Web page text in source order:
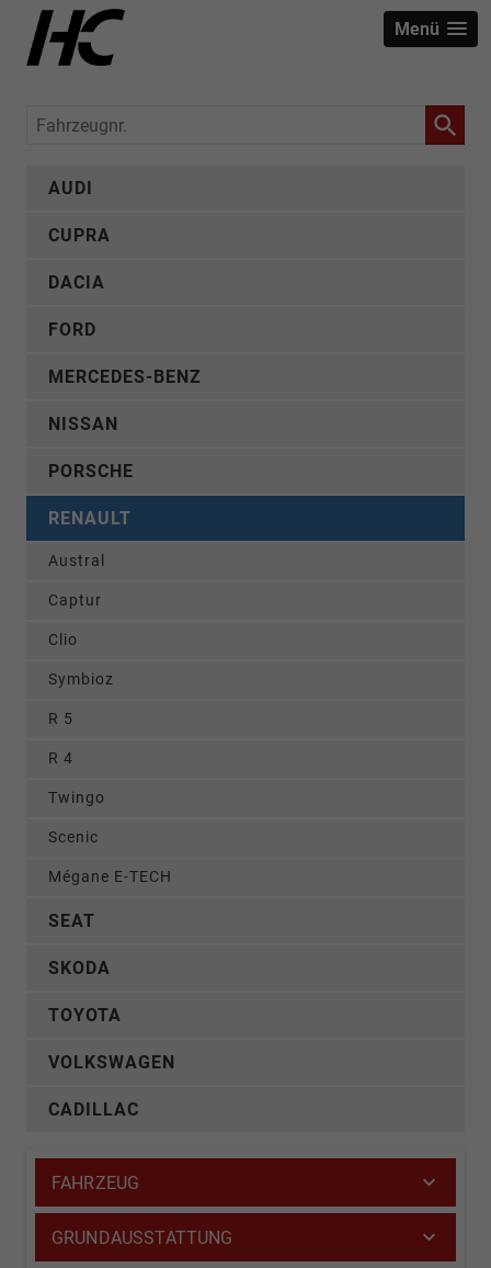
Menü
Fahrzeugnr.
AUDI
CUPRA
DACIA
FORD
MERCEDES-BENZ
NISSAN
PORSCHE
RENAULT
Austral
Captur
Clio
Symbioz
R 5
R 4
Twingo
Scenic
Mégane E-TECH
SEAT
SKODA
TOYOTA
VOLKSWAGEN
CADILLAC
FAHRZEUG
GRUNDAUSSTATTUNG